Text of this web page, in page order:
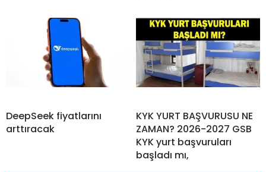
DeepSeek fiyatlarını
arttıracak
KYK YURT BAŞVURUSU NE
ZAMAN? 2026-2027 GSB
KYK yurt başvuruları
başladı mı,